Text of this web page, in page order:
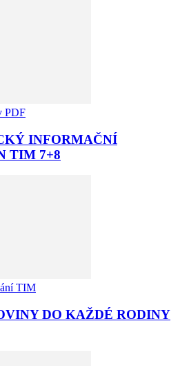
PDF
INFORMAČNÍ
TIM 7+8
TIM
DO KAŽDÉ RODINY